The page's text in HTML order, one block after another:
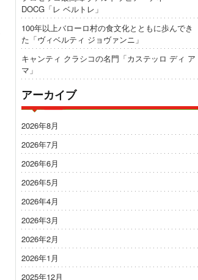
DOCG「レ ベルトレ」
100年以上バローロ村の食文化とともに歩んでき
た「ヴィベルティ ジョヴァンニ」
キャンティ クラシコの名門「カステッロ ディ ア
マ」
アーカイブ
2026年8月
2026年7月
2026年6月
2026年5月
2026年4月
2026年3月
2026年2月
2026年1月
2025年12月